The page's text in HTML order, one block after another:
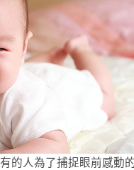
的人為了捕捉眼前感動